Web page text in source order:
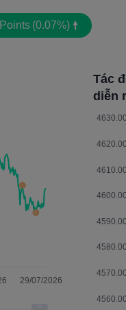
Points (0.07%)
Tác
diễn